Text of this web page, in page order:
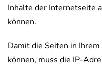
Inhalte der Internetseite
können.
Damit die Seiten in
können, muss die IP-